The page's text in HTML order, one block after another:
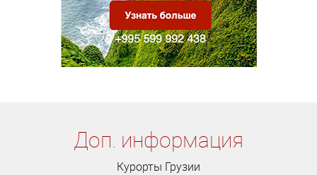
Доп. информация
Курорты Грузии